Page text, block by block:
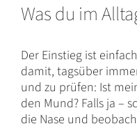
Was du im
Der Einstieg ist
damit, tagsüber
und zu prüfen: Ist
den Mund? Falls ja –
die Nase und